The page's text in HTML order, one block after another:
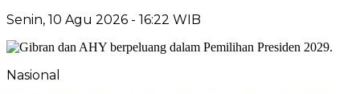
Senin, 10 Agu 2026 - 16:22 WIB
Nasional